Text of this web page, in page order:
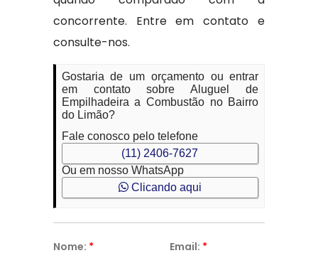
concorrente. Entre em contato e
consulte-nos.
Gostaria de um orçamento ou entrar
em contato sobre Aluguel de
Empilhadeira a Combustão no Bairro
do Limão?
Fale conosco pelo telefone
(11) 2406-7627
Ou em nosso WhatsApp
Clicando aqui
Nome: * Email: *